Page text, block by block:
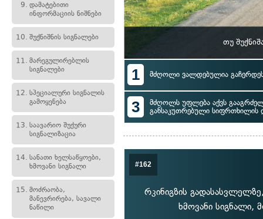
9. დამატებითი
ინფორმაციის ნიშნები
10. შუქნიშნის სიგნალები
11. მარეგულირებლის
სიგნალები
12. სპეციალური სიგნალის
გამოყენება
13. საავარიო შუქური
სიგნალიზაცია
14. სანათი ხელსაწყოები,
ხმოვანი სიგნალი
15. მოძრაობა,
მანევრირება, სავალი
ნაწილი
თუ
1 მძღოლი ვალდებულია გაჩერდეს
3
მძღოლს უფლება აქვს
განსაკუთრებული სიფრთხილის
#162
რკინიგზის
ხმოვანი სიგნალი,